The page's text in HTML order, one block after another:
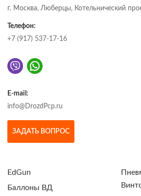
г. Москва, Люберцы, Котельнический
Телефон:
+7 (917) 537-17-16
E-mail:
info@DrozdPcp.ru
ЗАДАТЬ ВОПРОС
EdGun
Баллоны ВД